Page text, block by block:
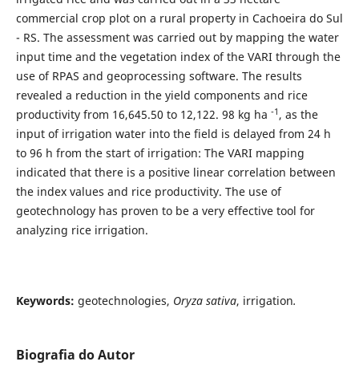
commercial crop plot on a rural property in Cachoeira do Sul
- RS. The assessment was carried out by mapping the water
input time and the vegetation index of the VARI through the
use of RPAS and geoprocessing software. The results
revealed a reduction in the yield components and rice
productivity from 16,645.50 to 12,122. 98 kg ha -1 , as the
input of irrigation water into the field is delayed from 24 h
to 96 h from the start of irrigation: The VARI mapping
indicated that there is a positive linear correlation between
the index values and rice productivity. The use of
geotechnology has proven to be a very effective tool for
analyzing rice irrigation.
Keywords: geotechnologies, Oryza sativa, irrigation.
Biografia do Autor